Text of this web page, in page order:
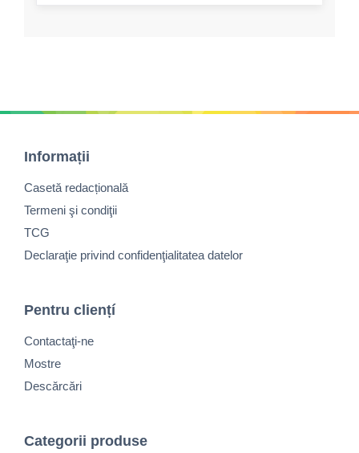
Informații
Casetă redacțională
Termeni şi condiţii
TCG
Declaraţie privind confidenţialitatea datelor
Pentru cliențí
Contactaţi-ne
Mostre
Descărcări
Categorii produse